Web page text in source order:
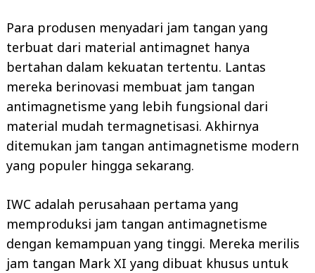
Para produsen menyadari jam tangan yang
terbuat dari material antimagnet hanya
bertahan dalam kekuatan tertentu. Lantas
mereka berinovasi membuat jam tangan
antimagnetisme yang lebih fungsional dari
material mudah termagnetisasi. Akhirnya
ditemukan jam tangan antimagnetisme modern
yang populer hingga sekarang.
IWC adalah perusahaan pertama yang
memproduksi jam tangan antimagnetisme
dengan kemampuan yang tinggi. Mereka merilis
jam tangan Mark XI yang dibuat khusus untuk